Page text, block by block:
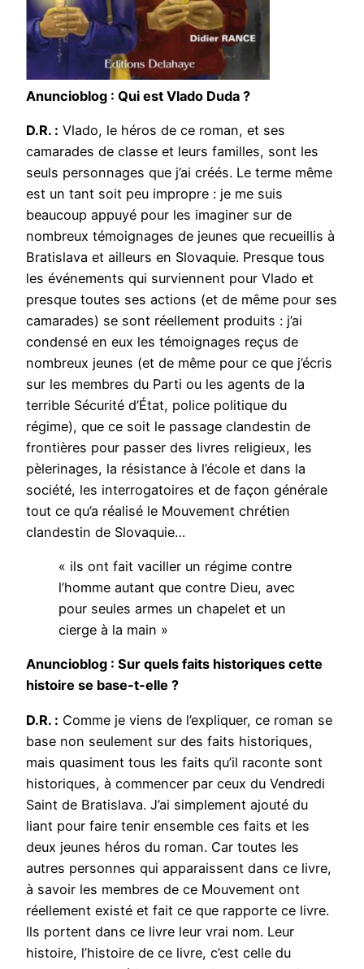
Anuncioblog : Qui est Vlado Duda ?
D.R. : Vlado, le héros de ce roman, et ses
camarades de classe et leurs familles, sont les
seuls personnages que j’ai créés. Le terme même
est un tant soit peu impropre : je me suis
beaucoup appuyé pour les imaginer sur de
nombreux témoignages de jeunes que recueillis à
Bratislava et ailleurs en Slovaquie. Presque tous
les événements qui surviennent pour Vlado et
presque toutes ses actions (et de même pour ses
camarades) se sont réellement produits : j’ai
condensé en eux les témoignages reçus de
nombreux jeunes (et de même pour ce que j’écris
sur les membres du Parti ou les agents de la
terrible Sécurité d’État, police politique du
régime), que ce soit le passage clandestin de
frontières pour passer des livres religieux, les
pèlerinages, la résistance à l’école et dans la
société, les interrogatoires et de façon générale
tout ce qu’a réalisé le Mouvement chrétien
clandestin de Slovaquie…
« ils ont fait vaciller un régime contre
l’homme autant que contre Dieu, avec
pour seules armes un chapelet et un
cierge à la main »
Anuncioblog : Sur quels faits historiques cette
histoire se base-t-elle ?
D.R. : Comme je viens de l’expliquer, ce roman se
base non seulement sur des faits historiques,
mais quasiment tous les faits qu’il raconte sont
historiques, à commencer par ceux du Vendredi
Saint de Bratislava. J’ai simplement ajouté du
liant pour faire tenir ensemble ces faits et les
deux jeunes héros du roman. Car toutes les
autres personnes qui apparaissent dans ce livre,
à savoir les membres de ce Mouvement ont
réellement existé et fait ce que rapporte ce livre.
Ils portent dans ce livre leur vrai nom. Leur
histoire, l’histoire de ce livre, c’est celle du